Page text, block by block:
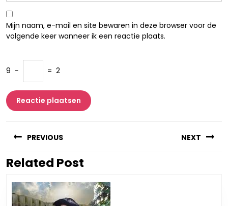
Mijn naam, e-mail en site bewaren in deze browser voor de
volgende keer wanneer ik een reactie plaats.
9 − = 2
PREVIOUS
Vorig
NEXT
Related Post